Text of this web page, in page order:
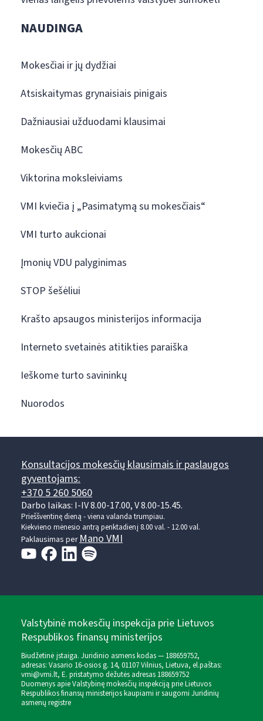
NAUDINGA
Mokesčiai ir jų dydžiai
Atsiskaitymas grynaisiais pinigais
Dažniausiai užduodami klausimai
Mokesčių ABC
Viktorina moksleiviams
VMI kviečia į „Pasimatymą su mokesčiais“
VMI turto aukcionai
Įmonių VDU palyginimas
STOP šešėliui
Krašto apsaugos ministerijos informacija
Interneto svetainės atitikties paraiška
Ieškome turto savininkų
Nuorodos
Konsultacijos mokesčių klausimais ir paslaugos
gyventojams:
+370 5 260 5060
Darbo laikas: I-IV 8.00-17.00, V 8.00-15.45.
Prieššventinę dieną - viena valanda trumpiau.
Kiekvieno mėnesio antrą penktadienį 8.00 val. - 12.00 val.
Paklausimas perMano VMI
Valstybinė mokesčių inspekcija prie Lietuvos
Respublikos finansų ministerijos
Biudžetinė įstaiga. Juridinio asmens kodas — 188659752,
adresas: Vasario 16-osios g. 14, 01107 Vilnius, Lietuva, el.paštas:
vmi@vmi.lt, E. pristatymo dėžutės adresas 188659752
Duomenys apie Valstybinę mokesčių inspekciją prie Lietuvos
Respublikos finansų ministerijos kaupiami ir saugomi Juridinių
asmenų registre